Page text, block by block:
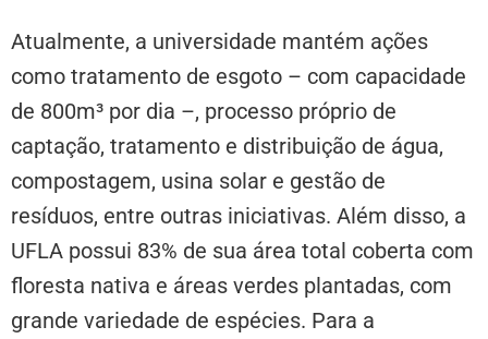
Atualmente, a universidade mantém ações
como tratamento de esgoto – com capacidade
de 800m³ por dia –, processo próprio de
captação, tratamento e distribuição de água,
compostagem, usina solar e gestão de
resíduos, entre outras iniciativas. Além disso, a
UFLA possui 83% de sua área total coberta com
floresta nativa e áreas verdes plantadas, com
grande variedade de espécies. Para a